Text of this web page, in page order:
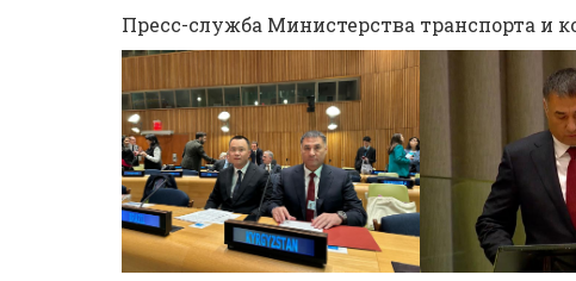
Пресс-служба Министерства транспорта и